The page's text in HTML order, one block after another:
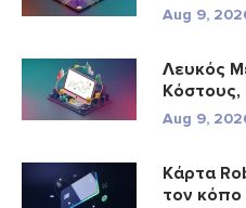
Aug 9,
Λευκός
Κόστους,
Aug 9,
Κάρτα
τον